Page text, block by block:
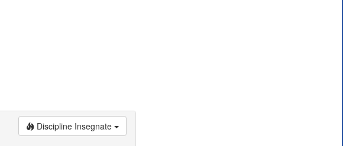
Discipline Insegnate